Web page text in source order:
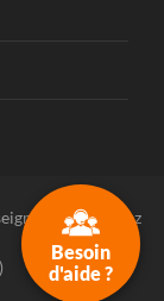
Besoin
d'aide ?
veuillez